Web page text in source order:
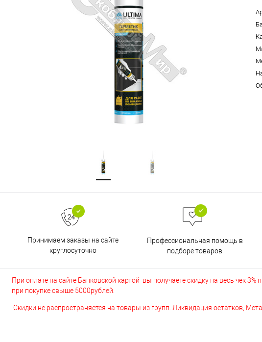
Принимаем заказы на сайте
круглосуточно
Профессиональная помощь в
подборе товаров
При оплате на сайте Банковской картой вы получаете скидку на весь чек
при покупке свыше 5000рублей.
Скидки не распространяется на товары из групп: Ликвидация остатков,